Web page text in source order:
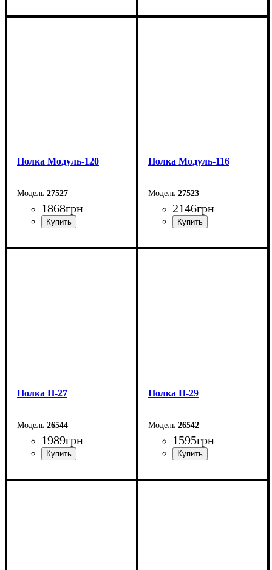
Ширина: 130 см
Ширина: 120 см
Полка Модуль-120
27527
1868грн
Ширина: 140 см
Полка Модуль-116
27523
2146грн
Ширина: 130 см
Полка П-27
26544
1989грн
Ширина: 66 см
Полка П-29
26542
1595грн
Ширина: 61,7 см